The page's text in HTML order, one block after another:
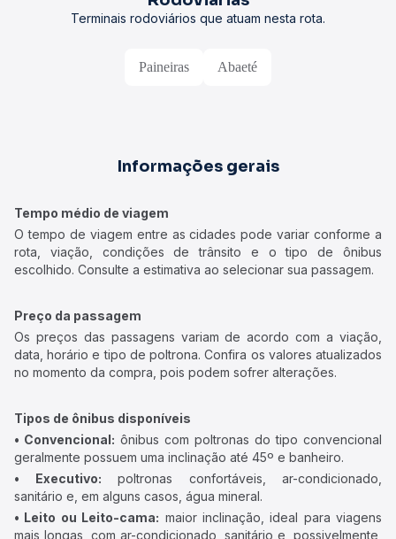
Terminais rodoviários que atuam nesta rota.
Paineiras Abaeté
Informações gerais
Tempo médio de viagem
O tempo de viagem entre as cidades pode variar conforme a
rota, viação, condições de trânsito e o tipo de ônibus
escolhido. Consulte a estimativa ao selecionar sua passagem.
Preço da passagem
Os preços das passagens variam de acordo com a viação,
data, horário e tipo de poltrona. Confira os valores atualizados
no momento da compra, pois podem sofrer alterações.
Tipos de ônibus disponíveis
• Convencional: ônibus com poltronas do tipo convencional
geralmente possuem uma inclinação até 45º e banheiro.
• Executivo: poltronas confortáveis, ar-condicionado,
sanitário e, em alguns casos, água mineral.
• Leito ou Leito-cama: maior inclinação, ideal para viagens
mais longas, com ar-condicionado, sanitário e, possivelmente,